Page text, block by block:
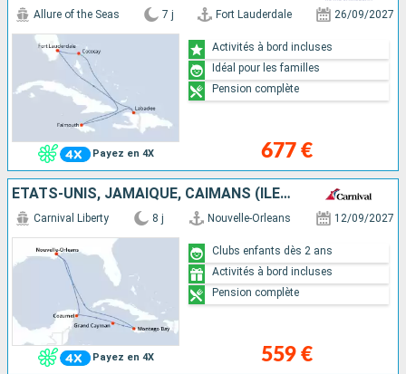
Payez en 4X
Allure of the Seas 7 j Fort Lauderdale 26/09/2027
677 €
Activités à bord incluses
Idéal pour les familles
Pension complète
ÉTATS-UNIS, JAMAÏQUE, CAÏMANS (ÎLES), MEXIQUE
Payez en 4X
Carnival Liberty 8 j Nouvelle-Orleans 12/09/2027
559 €
Clubs enfants dès 2 ans
Activités à bord incluses
Pension complète